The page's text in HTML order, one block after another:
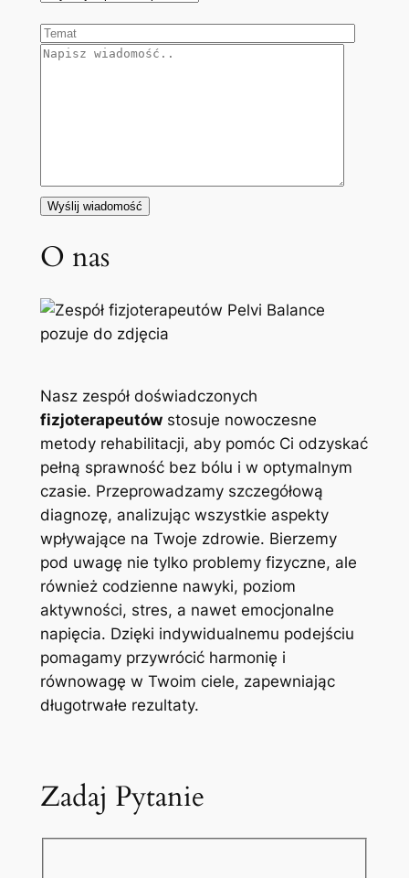
O nas
Nasz zespół doświadczonych
fizjoterapeutówstosuje nowoczesne
metody rehabilitacji, aby pomóc Ci odzyskać
pełną sprawność bez bólu i w optymalnym
czasie. Przeprowadzamy szczegółową
diagnozę, analizując wszystkie aspekty
wpływające na Twoje zdrowie. Bierzemy
pod uwagę nie tylko problemy fizyczne, ale
również codzienne nawyki, poziom
aktywności, stres, a nawet emocjonalne
napięcia. Dzięki indywidualnemu podejściu
pomagamy przywrócić harmonię i
równowagę w Twoim ciele, zapewniając
długotrwałe rezultaty.
Zadaj Pytanie